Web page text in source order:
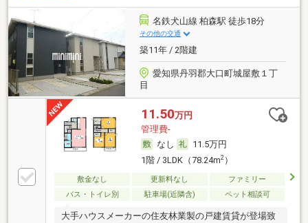
名鉄犬山線 柏森駅 徒歩18分
その他の交通
築11年 / 2階建
愛知県丹羽郡大口町城屋敷１丁
目
11.50万円
管理費-
なし
11.5万円
1階 / 3LDK（78.24m2）
敷金なし 更新料なし
ファミリー
バス・トイレ別
駐車場(近隣含) ペット相談可
大手ハウスメーカーの住友林業製の戸建賃貸が登場致